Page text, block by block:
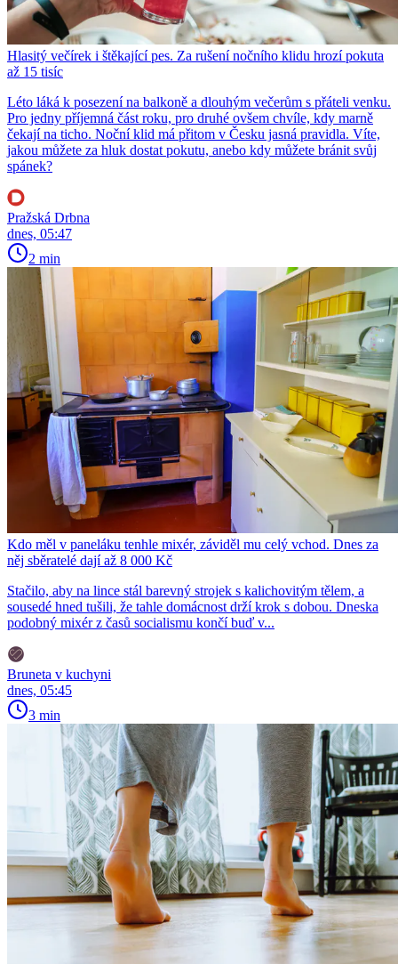
Hlasitý večírek i štěkající pes. Za rušení nočního klidu hrozí pokuta
až 15 tisíc
Léto láká k posezení na balkoně a dlouhým večerům s přáteli venku.
Pro jedny příjemná část roku, pro druhé ovšem chvíle, kdy marně
čekají na ticho. Noční klid má přitom v Česku jasná pravidla. Víte,
jakou můžete za hluk dostat pokutu, anebo kdy můžete bránit svůj
spánek?
Pražská Drbna
dnes, 05:47
2 min
Kdo měl v paneláku tenhle mixér, záviděl mu celý vchod. Dnes za
něj sběratelé dají až 8 000 Kč
Stačilo, aby na lince stál barevný strojek s kalichovitým tělem, a
sousedé hned tušili, že tahle domácnost drží krok s dobou. Dneska
podobný mixér z časů socialismu končí buď v...
Bruneta v kuchyni
dnes, 05:45
3 min